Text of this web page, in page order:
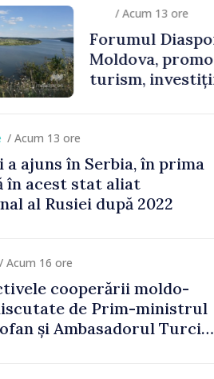
13 ore
Diasporei // Republica
promovată în Elveția prin
și exporturi
/ Acum 13 ore
a ajuns în Serbia, în prima
în acest stat aliat
al Rusiei după 2022
/ Acum 16 ore
cooperării moldo-
de Prim-ministrul
și Ambasadorul Turciei,